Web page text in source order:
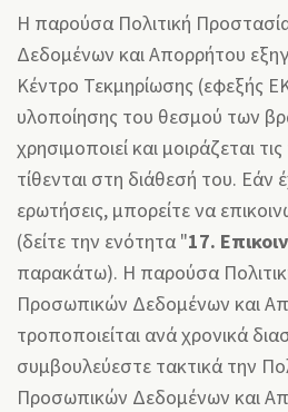
Η παρούσα Πολιτική
Δεδομένων και Απορρήτου
Κέντρο Τεκμηρίωσης (εφεξής
υλοποίησης του θεσμού των
χρησιμοποιεί και μοιράζεται
τίθενται στη διάθεσή του. Εάν
ερωτήσεις, μπορείτε να
(δείτε την ενότητα "17.
παρακάτω). Η παρούσα
Προσωπικών Δεδομένων και
τροποποιείται ανά χρονικά
συμβουλεύεστε τακτικά την
Προσωπικών Δεδομένων και